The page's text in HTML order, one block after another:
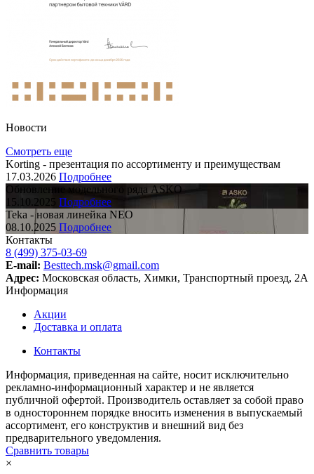
Новости
Смотреть еще
Korting - презентация по ассортименту и преимуществам
17.03.2026 Подробнее
Обновление модельного ряда ASKO
15.10.2025 Подробнее
Teka - новая линейка NEO
08.10.2025 Подробнее
Контакты
8 (499) 375-03-69
E-mail: Besttech.msk@gmail.com
Адрес: Московская область, Химки, Транспортный проезд, 2А
Информация
Акции
Доставка и оплата
Контакты
Информация, приведенная на сайте, носит исключительно
рекламно-информационный характер и не является
публичной офертой. Производитель оставляет за собой право
в одностороннем порядке вносить изменения в выпускаемый
ассортимент, его конструктив и внешний вид без
предварительного уведомления.
Сравнить товары
×